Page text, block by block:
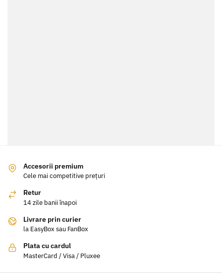
Accesorii premium
Cele mai competitive prețuri
Retur
14 zile banii înapoi
Livrare prin curier
la EasyBox sau FanBox
Plata cu cardul
MasterCard / Visa / Pluxee